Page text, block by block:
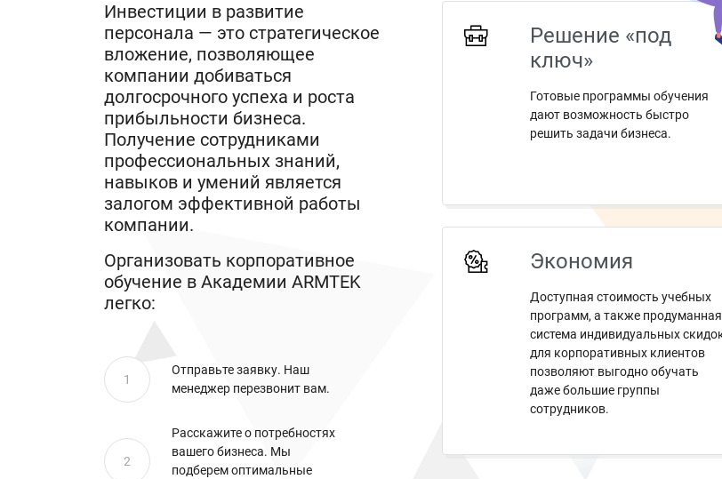
Инвестиции в развитие
персонала — это стратегическое
вложение, позволяющее
компании добиваться
долгосрочного успеха и роста
прибыльности бизнеса.
Получение сотрудниками
профессиональных знаний,
навыков и умений является
залогом эффективной работы
компании.
Организовать корпоративное
обучение в Академии ARMTEK
легко:
1
Отправьте заявку. Наш
менеджер перезвонит вам.
2
Расскажите о потребностях
вашего бизнеса. Мы
подберем оптимальные
Решение «под
ключ»
Готовые программы обучения
дают возможность быстро
решить задачи бизнеса.
Экономия
Доступная стоимость учебных
программ, а также продуманная
система индивидуальных
для корпоративных клиентов
позволяют выгодно обучать
даже большие группы
сотрудников.